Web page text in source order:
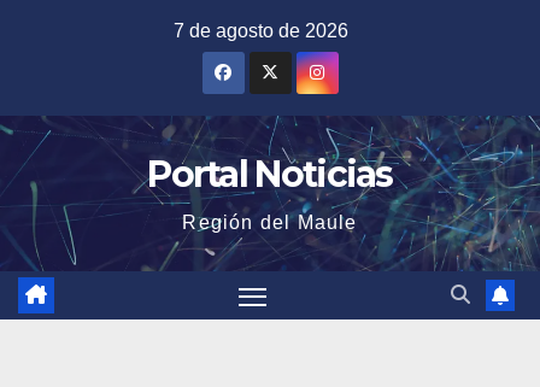
7 de agosto de 2026
Portal Noticias
Región del Maule